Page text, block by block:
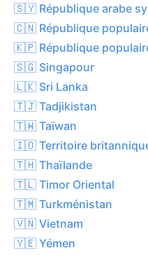
🇸🇾 République arabe
🇨🇳 République
🇰🇵 République
🇸🇬 Singapour
🇱🇰 Sri Lanka
🇹🇯 Tadjikistan
🇹🇼 Taïwan
🇮🇴 Territoire
🇹🇭 Thaïlande
🇹🇱 Timor Oriental
🇹🇲 Turkménistan
🇻🇳 Vietnam
🇾🇪 Yémen